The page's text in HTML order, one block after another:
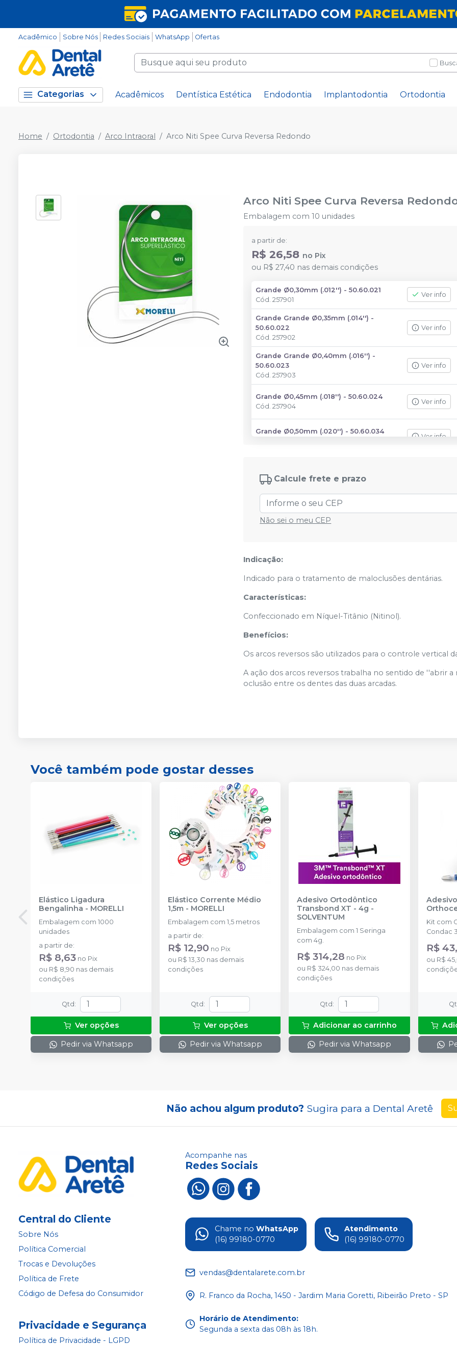
Acadêmico Sobre Nós Redes Sociais WhatsApp Ofertas
Categorias Acadêmicos Dentística Estética Endodontia Implantodontia Ortodontia
Home Ortodontia Arco Intraoral Arco Niti Spee Curva Reversa Redondo
Arco Niti Spee Curva Reversa
Embalagem com 10 unidades
a partir de:
R$ 26,58 no Pix
ou R$ 27,40 nas demais condições
Grande Ø0,30mm (.012'') - 50.60.021
Cód.257901
Ver info
Grande Grande Ø0,35mm (.014'') -
50.60.022
Cód.257902
Ver info
Grande Grande Ø0,40mm (.016'') -
50.60.023
Cód.257903
Ver info
Grande Ø0,45mm (.018'') - 50.60.024
Cód.257904
Ver info
Grande Ø0,50mm (.020'') - 50.60.034
Ver info
Cód. 257906
Médio Ø0,40mm (.016'') - 50.70.023
Cód.
Médio Ø0,50mm (.020'') - 50.70.034
Calcule frete e prazo
Não sei o meu CEP
Indicação:
Indicado para o tratamento de maloclusões dentárias.
Características:
Confeccionado em Níquel-Titânio (Nitinol).
Benefícios:
Os arcos reversos são utilizados para o controle vertical
A ação dos arcos reversos trabalha no sentido de ''abrir
oclusão entre os dentes das duas arcadas.
Você também pode gostar desses
Elástico Ligadura
Bengalinha - MORELLI
Embalagem com 1000
unidades
a partir de:
R$ 8,63 no Pix
ou R$ 8,90 nas demais
condições
Qtd :
Ver opções
Pedir via Whatsapp
Elástico Corrente Médio
1,5m - MORELLI
Embalagem com 1,5 metros
a partir de:
R$ 12,90 no Pix
ou R$ 13,30 nas demais
condições
Qtd :
Ver opções
Pedir via Whatsapp
Adesivo Ortodôntico
Transbond XT - 4g -
SOLVENTUM
Embalagem com 1 Seringa
com 4g.
R$ 314,28 no Pix
ou R$ 324,00 nas demais
condições
Qtd :
Adicionar ao carrinho
Pedir via Whatsapp
Kit com
Condac
R$
ou R$
Não achou algum produto? Sugira para a Dental Aretê
Central do Cliente
Sobre Nós
Política Comercial
Trocas e Devoluções
Política de Frete
Código de Defesa do Consumidor
Privacidade e Segurança
Política de Privacidade - LGPD
Acompanhe nas
Redes Sociais
Chame no WhatsApp
(16) 99180-0770
Atendimento
(16) 99180-0770
vendas@dentalarete.com.br
R. Franco da Rocha, 1450 - Jardim Maria Goretti, Ribeirão Preto - SP
Horário de Atendimento:
Segunda a sexta das 08h às 18h.